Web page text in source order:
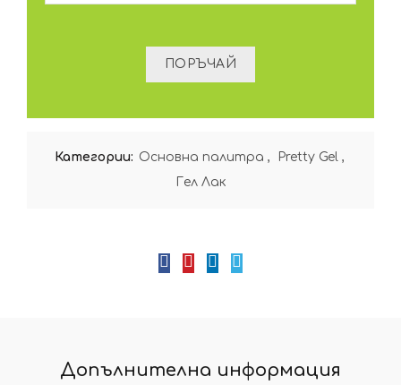
Категории: Oсновна палитра , Pretty Gel ,
Гел Лак
Допълнителна информация